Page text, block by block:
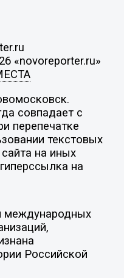
«novoreporter.ru»
совпадает с
перепечатке
текстовых
на иных
на
международных
Российской